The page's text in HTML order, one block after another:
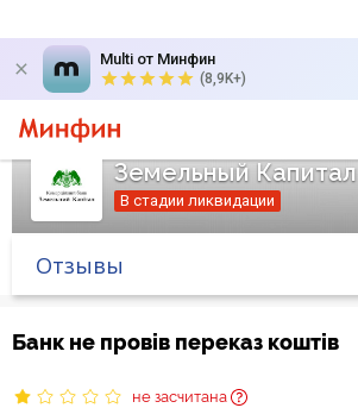
Multi от Минфин
(8,9K+)
Земельный Капитал
В стадии ликвидации
Банк в новостях
Отзывы
Банк не провів переказ коштів
не засчитана